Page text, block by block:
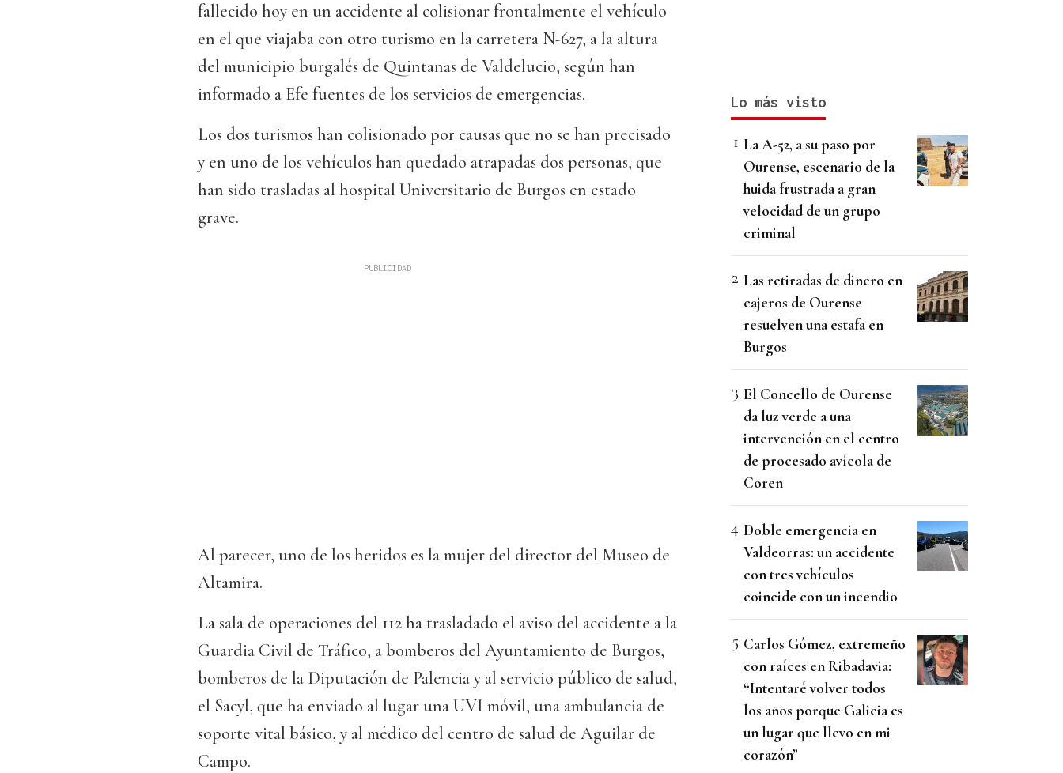
fallecido hoy en un accidente al colisionar frontalmente el vehículo
en el que viajaba con otro turismo en la carretera N-627, a la altura
del municipio burgalés de Quintanas de Valdelucio, según han
informado a Efe fuentes de los servicios de emergencias.
Los dos turismos han colisionado por causas que no se han precisado
y en uno de los vehículos han quedado atrapadas dos personas, que
han sido trasladas al hospital Universitario de Burgos en estado
grave.
Al parecer, uno de los heridos es la mujer del director del Museo de
Altamira.
La sala de operaciones del 112 ha trasladado el aviso del accidente a la
Guardia Civil de Tráfico, a bomberos del Ayuntamiento de Burgos,
bomberos de la Diputación de Palencia y al servicio público de salud,
el Sacyl, que ha enviado al lugar una UVI móvil, una ambulancia de
soporte vital básico, y al médico del centro de salud de Aguilar de
Campo.
Lo más visto
La A-52, a su paso por
Ourense, escenario de la
huida frustrada a gran
velocidad de un grupo
criminal
Las retiradas de dinero en
cajeros de Ourense
resuelven una estafa en
Burgos
El Concello de Ourense
da luz verde a una
intervención en el centro
de procesado avícola de
Coren
Doble emergencia en
Valdeorras: un accidente
con tres vehículos
coincide con un incendio
Carlos Gómez, extremeño
con raíces en Ribadavia:
“Intentaré volver todos
los años porque Galicia es
un lugar que llevo en mi
corazón”